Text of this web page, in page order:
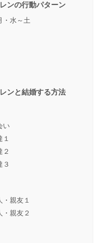
ンの行動パターン
・水～土
ンと結婚する方法
い
２
３
親友１
親友２